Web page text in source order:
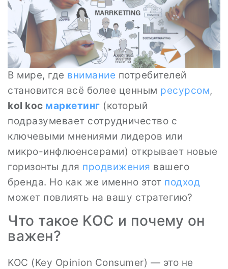
В мире, где внимание потребителей
становится всё более ценным ресурсом,
kol koc маркетинг (который
подразумевает сотрудничество с
ключевыми мнениями лидеров или
микро-инфлюенсерами) открывает новые
горизонты для продвижения вашего
бренда. Но как же именно этот подход
может повлиять на вашу стратегию?
Что такое KOC и почему он
важен?
KOC (Key Opinion Consumer) — это не